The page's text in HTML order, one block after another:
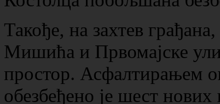
Такође, на захтев
Мишића и Првомајске
простор. Асфалтирањем
обезбеђено је шест